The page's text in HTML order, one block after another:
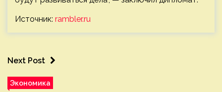
Источник: rambler.ru
Next Post
Экономика